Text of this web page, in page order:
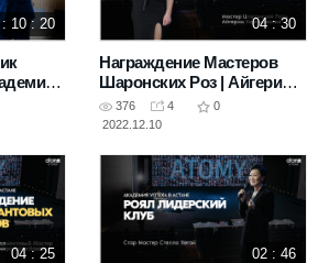
10 : 20 04 : 30
Награждение Мастеров
Шаронских Роз | Айгерим
Керимбекова
376 4
0
2022.12.10
04 : 25 02 : 46